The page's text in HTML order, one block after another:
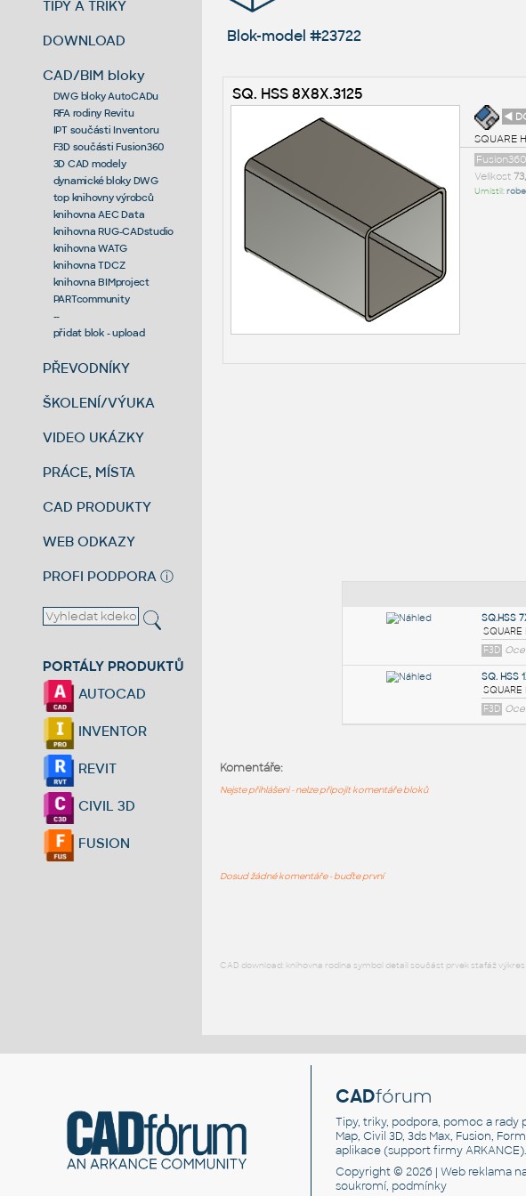
TIPY A TRIKY
DOWNLOAD
CAD/BIM bloky
DWG bloky AutoCADu
RFA rodiny Revitu
IPT součásti Inventoru
F3D součásti Fusion360
3D CAD modely
dynamické bloky DWG
top knihovny výrobců
knihovna AEC Data
knihovna RUG-CADstudio
knihovna WATG
knihovna TDCZ
knihovna BIMproject
PARTcommunity
--
přidat blok - upload
PŘEVODNÍKY
ŠKOLENÍ/VÝUKA
VIDEO UKÁZKY
PRÁCE, MÍSTA
CAD PRODUKTY
WEB ODKAZY
PROFI PODPORA ⓘ
PORTÁLY PRODUKTŮ
AUTOCAD
INVENTOR
REVIT
CIVIL 3D
FUSION
Blok-model #23722
SQ. HSS 8X8X.3125
◄
SQUARE
Fusion360
Velikost
Umístil:
Komentáře:
Nejste přihlášeni - nelze připojit komentáře bloků
Dosud žádné komentáře - buďte první
CAD download: knihovna rodina symbol detail součást prvek stafáž
CADfórum
Tipy, triky, podpora, pomoc a rady
Map, Civil 3D, 3ds Max, Fusion,
aplikace (support firmy
Copyright © 2026 |Web reklama
soukromí, podmínky